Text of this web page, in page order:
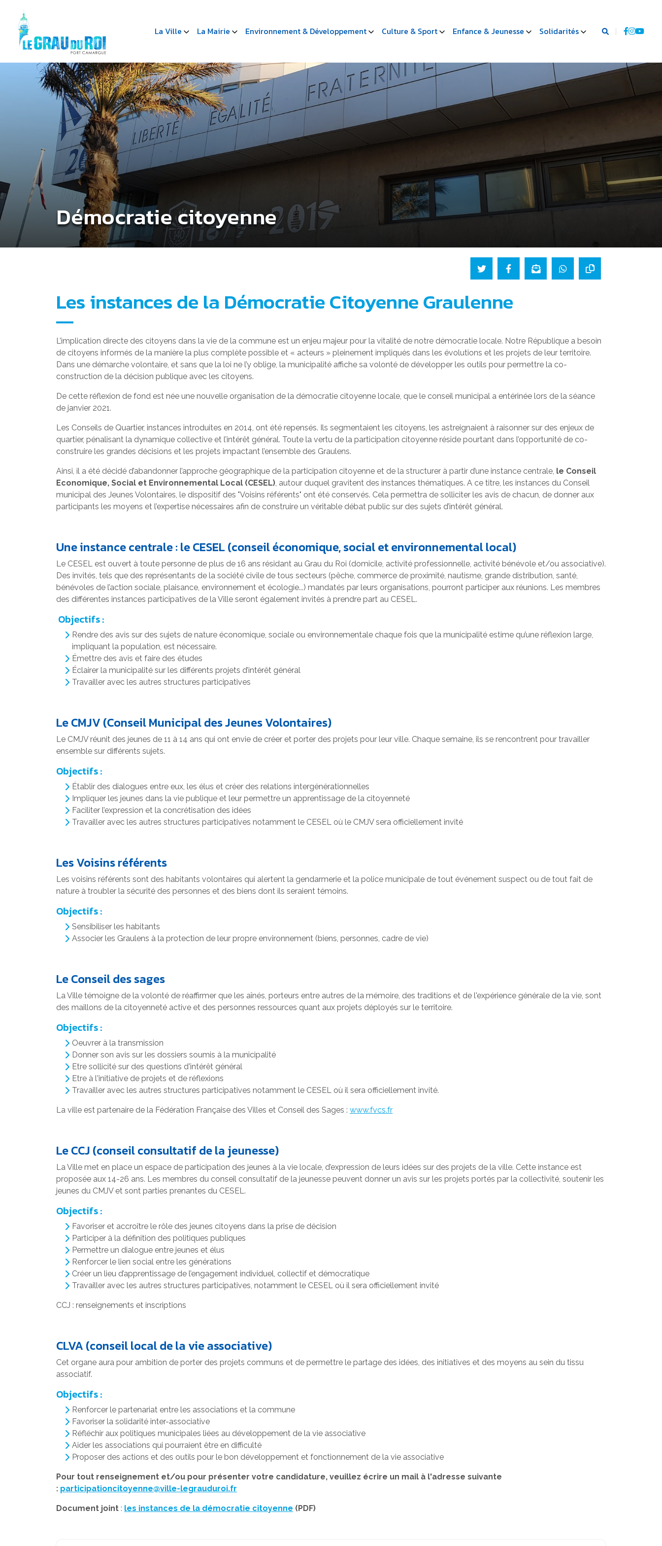
La Ville La Mairie Environnement & Développement Culture & Sport Enfance & Jeunesse Solidarités
Démocratie citoyenne
Les instances de la Démocratie Citoyenne Graulenne
L’implication directe des citoyens dans la vie de la commune est un enjeu majeur pour la vitalité de notre démocratie locale. Notre République a besoin
de citoyens informés de la manière la plus complète possible et « acteurs » pleinement impliqués dans les évolutions et les projets de leur territoire.
Dans une démarche volontaire, et sans que la loi ne l’y oblige, la municipalité affiche sa volonté de développer les outils pour permettre la co-
construction de la décision publique avec les citoyens.
De cette réflexion de fond est née une nouvelle organisation de la démocratie citoyenne locale, que le conseil municipal a entérinée lors de la séance
de janvier 2021.
Les Conseils de Quartier, instances introduites en 2014, ont été repensés. Ils segmentaient les citoyens, les astreignaient à raisonner sur des enjeux de
quartier, pénalisant la dynamique collective et l’intérêt général. Toute la vertu de la participation citoyenne réside pourtant dans l’opportunité de co-
construire les grandes décisions et les projets impactant l’ensemble des Graulens.
Ainsi, il a été décidé d’abandonner l’approche géographique de la participation citoyenne et de la structurer à partir d’une instance centrale, le Conseil
Economique, Social et Environnemental Local (CESEL), autour duquel gravitent des instances thématiques. A ce titre, les instances du Conseil
municipal des Jeunes Volontaires, le dispositif des "Voisins référents" ont été conservés. Cela permettra de solliciter les avis de chacun, de donner aux
participants les moyens et l’expertise nécessaires afin de construire un véritable débat public sur des sujets d’intérêt général.
Une instance centrale : le CESEL (conseil économique, social et environnemental local)
Le CESEL est ouvert à toute personne de plus de 16 ans résidant au Grau du Roi (domicile, activité professionnelle, activité bénévole et/ou associative).
Des invités, tels que des représentants de la société civile de tous secteurs (pêche, commerce de proximité, nautisme, grande distribution, santé,
bénévoles de l’action sociale, plaisance, environnement et écologie...) mandatés par leurs organisations, pourront participer aux réunions. Les membres
des différentes instances participatives de la Ville seront également invités à prendre part au CESEL.
Objectifs :
Rendre des avis sur des sujets de nature économique, sociale ou environnementale chaque fois que la municipalité estime qu’une réflexion large,
impliquant la population, est nécessaire.
Émettre des avis et faire des études
Éclairer la municipalité sur les différents projets d’intérêt général
Travailler avec les autres structures participatives
Le CMJV (Conseil Municipal des Jeunes Volontaires)
Le CMJV réunit des jeunes de 11 à 14 ans qui ont envie de créer et porter des projets pour leur ville. Chaque semaine, ils se rencontrent pour travailler
ensemble sur différents sujets.
Objectifs :
Établir des dialogues entre eux, les élus et créer des relations intergénérationnelles
Impliquer les jeunes dans la vie publique et leur permettre un apprentissage de la citoyenneté
Faciliter l’expression et la concrétisation des idées
Travailler avec les autres structures participatives notamment le CESEL où le CMJV sera officiellement invité
Les Voisins référents
Les voisins référents sont des habitants volontaires qui alertent la gendarmerie et la police municipale de tout événement suspect ou de tout fait de
nature à troubler la sécurité des personnes et des biens dont ils seraient témoins.
Objectifs :
Sensibiliser les habitants
Associer les Graulens à la protection de leur propre environnement (biens, personnes, cadre de vie)
Le Conseil des sages
La Ville témoigne de la volonté de réaffirmer que les aînés, porteurs entre autres de la mémoire, des traditions et de l'expérience générale de la vie, sont
des maillons de la citoyenneté active et des personnes ressources quant aux projets déployés sur le territoire.
Objectifs :
Oeuvrer à la transmission
Donner son avis sur les dossiers soumis à la municipalité
Etre sollicité sur des questions d'intérêt général
Etre à l'initiative de projets et de réflexions
Travailler avec les autres structures participatives notamment le CESEL où il sera officiellement invité.
La ville est partenaire de la Fédération Française des Villes et Conseil des Sages : www.fvcs.fr
Le CCJ (conseil consultatif de la jeunesse)
La Ville met en place un espace de participation des jeunes à la vie locale, d’expression de leurs idées sur des projets de la ville. Cette instance est
proposée aux 14-26 ans. Les membres du conseil consultatif de la jeunesse peuvent donner un avis sur les projets portés par la collectivité, soutenir les
jeunes du CMJV et sont parties prenantes du CESEL.
Objectifs :
Favoriser et accroître le rôle des jeunes citoyens dans la prise de décision
Participer à la définition des politiques publiques
Permettre un dialogue entre jeunes et élus
Renforcer le lien social entre les générations
Créer un lieu d’apprentissage de l’engagement individuel, collectif et démocratique
Travailler avec les autres structures participatives, notamment le CESEL où il sera officiellement invité
CCJ : renseignements et inscriptions
CLVA (conseil local de la vie associative)
Cet organe aura pour ambition de porter des projets communs et de permettre le partage des idées, des initiatives et des moyens au sein du tissu
associatif.
Objectifs :
Renforcer le partenariat entre les associations et la commune
Favoriser la solidarité inter-associative
Réfléchir aux politiques municipales liées au développement de la vie associative
Aider les associations qui pourraient être en difficulté
Proposer des actions et des outils pour le bon développement et fonctionnement de la vie associative
Pour tout renseignement et/ou pour présenter votre candidature, veuillez écrire un mail à l'adresse suivante
: participationcitoyenne@ville-legrauduroi.fr
Document joint : les instances de la démocratie citoyenne (PDF)